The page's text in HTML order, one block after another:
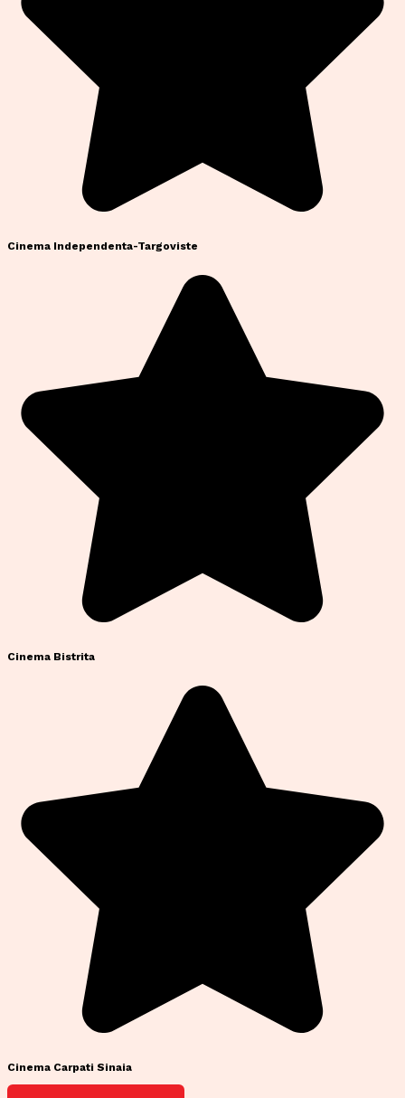
Cinema Independenta-Targoviste
Cinema Bistrita
Cinema Carpati Sinaia